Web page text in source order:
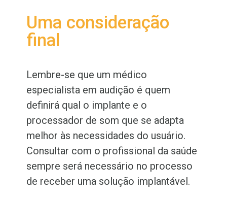
Uma consideração
final
Lembre-se que um médico
especialista em audição é quem
definirá qual o implante e o
processador de som que se adapta
melhor às necessidades do usuário.
Consultar com o profissional da saúde
sempre será necessário no processo
de receber uma solução implantável.